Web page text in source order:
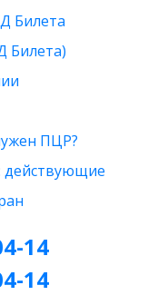
Билета
Билета)
ПЦР?
действующие
14
14